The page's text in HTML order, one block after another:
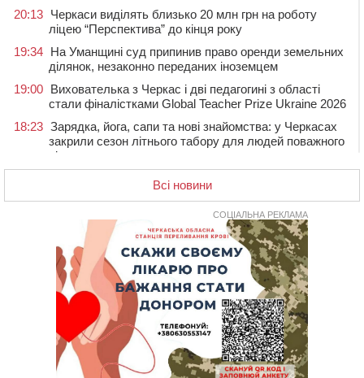
20:13 Черкаси виділять близько 20 млн грн на роботу
ліцею “Перспектива” до кінця року
19:34 На Уманщині суд припинив право оренди земельних
ділянок, незаконно переданих іноземцем
19:00 Вихователька з Черкас і дві педагогині з області
стали фіналістками Global Teacher Prize Ukraine 2026
18:23 Зарядка, йога, сапи та нові знайомства: у Черкасах
закрили сезон літнього табору для людей поважного
віку
“Це страшна несправедливість”: мати хворого на
ОВА виділити кошти на дороговартісні ліки
На Уманщині судитимуть колишню очільницю відділу
освіти через закупівлю електрики за завищеною
ціною
У Черкасах провели в останню путь двох
загиблих воїнів
До 1 вересня у Черкасах оновлюють дорожню
розмітку біля навчальних закладів (ФОТОФАКТ)
На честь загиблого захисника і чемпіона світу в
Всі новини
СОЦІАЛЬНА РЕКЛАМА